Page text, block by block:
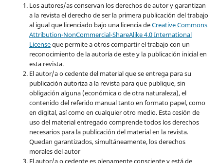
Los autores/as conservan los derechos de autor y garantizan
a la revista el derecho de ser la primera publicación del trabajo
al igual que licenciado bajo una licencia deCreative Commons
Attribution-NonCommercial-ShareAlike 4.0 International
Licenseque permite a otros compartir el trabajo con un
reconocimiento de la autoría de este y la publicación inicial en
esta revista.
El autor/a o cedente del material que se entrega para su
publicación autoriza a la revista para que publique, sin
obligación alguna (económica o de otra naturaleza), el
contenido del referido manual tanto en formato papel, como
en digital, así como en cualquier otro medio. Esta cesión de
uso del material entregado comprende todos los derechos
necesarios para la publicación del material en la revista.
Quedan garantizados, simultáneamente, los derechos
morales del autor
El autor/a o cedente es plenamente consciente y está de